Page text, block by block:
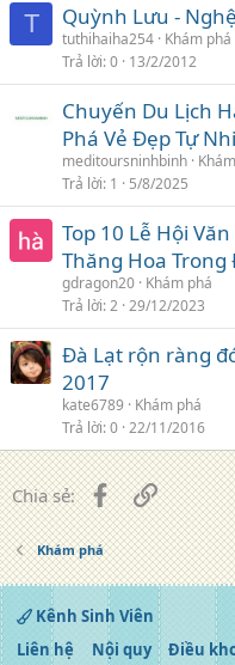
T Quỳnh Lưu -
tuthihaiha254 Khám phá
Trả lời 0 13/2/2012
Chuyến Du Lịch
Phá Vẻ Đẹp Tự
meditoursninhbinh
Trả lời 1 5/8/2025
Top 10 Lễ Hội
Thăng Hoa
gdragon20 Khám phá
Trả lời 2 29/12/2023
Đà Lạt rộn ràng
2017
kate6789
Khám phá
Trả lời 0 22/11/2016
Chia sẻ: FacebookLiên kết
Khám phá
Kênh Sinh Viên
Liên hệ
Nội quy Điều